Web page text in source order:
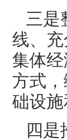
三是
线、
集体
方式
础设
四是